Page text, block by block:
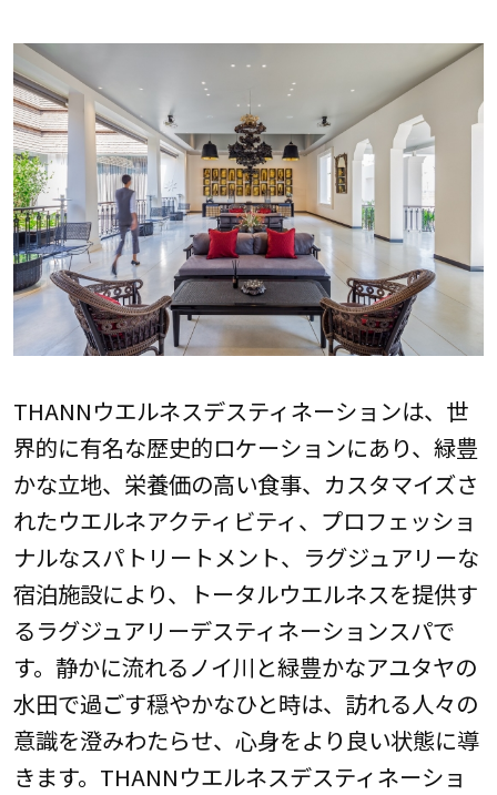
THANNウエルネスデスティネーションは、世
界的に有名な歴史的ロケーションにあり、緑豊
かな立地、栄養価の高い食事、カスタマイズさ
れたウエルネアクティビティ、プロフェッショ
ナルなスパトリートメント、ラグジュアリーな
宿泊施設により、トータルウエルネスを提供す
るラグジュアリーデスティネーションスパで
す。静かに流れるノイ川と緑豊かなアユタヤの
水田で過ごす穏やかなひと時は、訪れる人々の
意識を澄みわたらせ、心身をより良い状態に導
きます。THANNウエルネスデスティネーショ